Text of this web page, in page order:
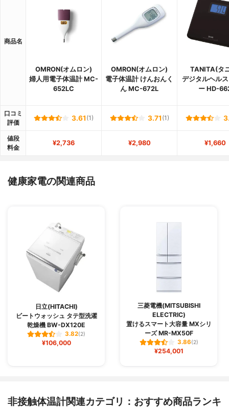
商品名
OMRON(オムロン)
婦人用電子体温計 MC-
652LC
OMRON(オムロン)
電子体温計 けんおんく
ん MC-672L
TANITA(タ
デジタルヘル
ー HD-
口コミ
評価
3.61 (1) 3.71 (1)
値段
料金
¥2,736 ¥2,980 ¥1,660
健康家電の関連商品
日立(HITACHI)
ビートウォッシュ タテ型洗濯
乾燥機 BW-DX120E
3.82(2)
¥106,000
三菱電機(MITSUBISHI
ELECTRIC)
置けるスマート大容量 MXシリ
ーズ MR-MX50F
3.86(2)
¥254,001
非接触体温計関連カテゴリ：おすすめ商品ランキ